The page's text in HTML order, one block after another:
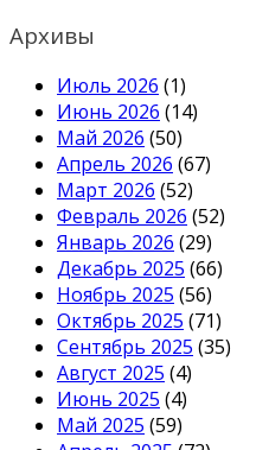
Архивы
Июль 2026 (1)
Июнь 2026 (14)
Май 2026 (50)
Апрель 2026 (67)
Март 2026 (52)
Февраль 2026 (52)
Январь 2026 (29)
Декабрь 2025 (66)
Ноябрь 2025 (56)
Октябрь 2025 (71)
Сентябрь 2025 (35)
Август 2025 (4)
Июнь 2025 (4)
Май 2025 (59)